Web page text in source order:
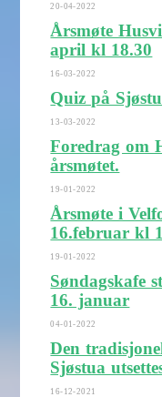
20-04-2022
Årsmøte
april kl 18.30
16-03-2022
Quiz på
13-03-2022
Foredrag om
årsmøtet.
19-01-2022
Årsmøte i
16.februar kl
19-01-2022
Søndagskafe
16. januar
04-01-2022
Den
Sjøstua
16-12-2021